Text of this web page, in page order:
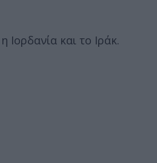
Ιορδανία και το Ιράκ.